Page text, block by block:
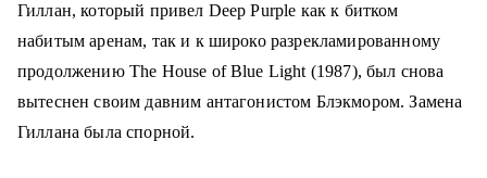
Гиллан, который привел Deep Purple как к битком
набитым аренам, так и к широко разрекламированному
продолжению The House of Blue Light (1987), был снова
вытеснен своим давним антагонистом Блэкмором. Замена
Гиллана была спорной.